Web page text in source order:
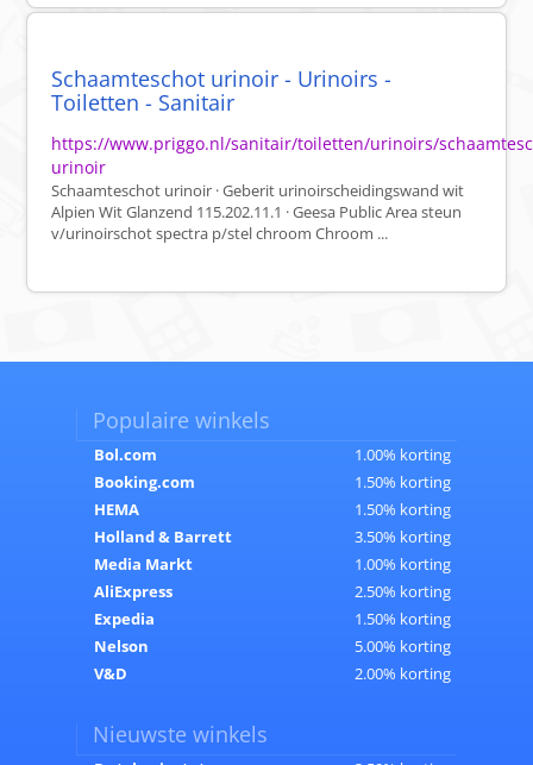
Schaamteschot urinoir - Urinoirs -
Toiletten - Sanitair
https://www.priggo.nl/sanitair/toiletten/urinoirs/
urinoir
Schaamteschot urinoir · Geberit urinoirscheidingswand wit
Alpien Wit Glanzend 115.202.11.1 · Geesa Public Area steun
v/urinoirschot spectra p/stel chroom Chroom ...
Populaire winkels
Bol.com
1.00% korting
Booking.com
1.50% korting
HEMA
1.50% korting
Holland & Barrett
3.50% korting
Media Markt
1.00% korting
AliExpress
2.50% korting
Expedia
1.50% korting
Nelson
5.00% korting
V&D
2.00% korting
Nieuwste winkels